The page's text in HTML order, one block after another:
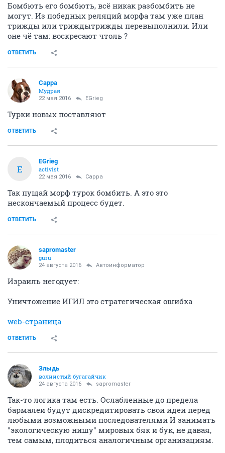
Бомбють его бомбють, всё никак разбомбить не
могут. Из победных реляций морфа там уже план
трижды или триждытрижды перевыполнили. Или
оне чё там: воскресают чтоль ?
ОТВЕТИТЬ
Сарра
Мудрая
22 мая 2016 EGrieg
Турки новых поставляют
ОТВЕТИТЬ
E
EGrieg
activist
22 мая 2016 Сарра
Так пущай морф турок бомбить. А это это
нескончаемый процесс будет.
ОТВЕТИТЬ
sapromaster
guru
24 августа 2016 Автоинформатор
Израиль негодует:
Уничтожение ИГИЛ это стратегическая ошибка
web-страница
ОТВЕТИТЬ
Злыдь
волнистый бугагайчик
24 августа 2016 sapromaster
Так-то логика там есть. Ослабленные до предела
бармалеи будут дискредитировать свои идеи перед
любыми возможными последователями И занимать
"экологическую нишу" мировых бяк и бук, не давая,
тем самым, плодиться аналогичным организациям.